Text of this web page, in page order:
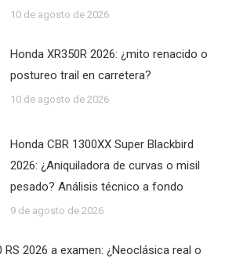
10 de agosto de 2026
Honda XR350R 2026: ¿mito renacido o
postureo trail en carretera?
10 de agosto de 2026
Honda CBR 1300XX Super Blackbird
2026: ¿Aniquiladora de curvas o misil
pesado? Análisis técnico a fondo
9 de agosto de 2026
RS 2026 a examen: ¿Neoclásica real o